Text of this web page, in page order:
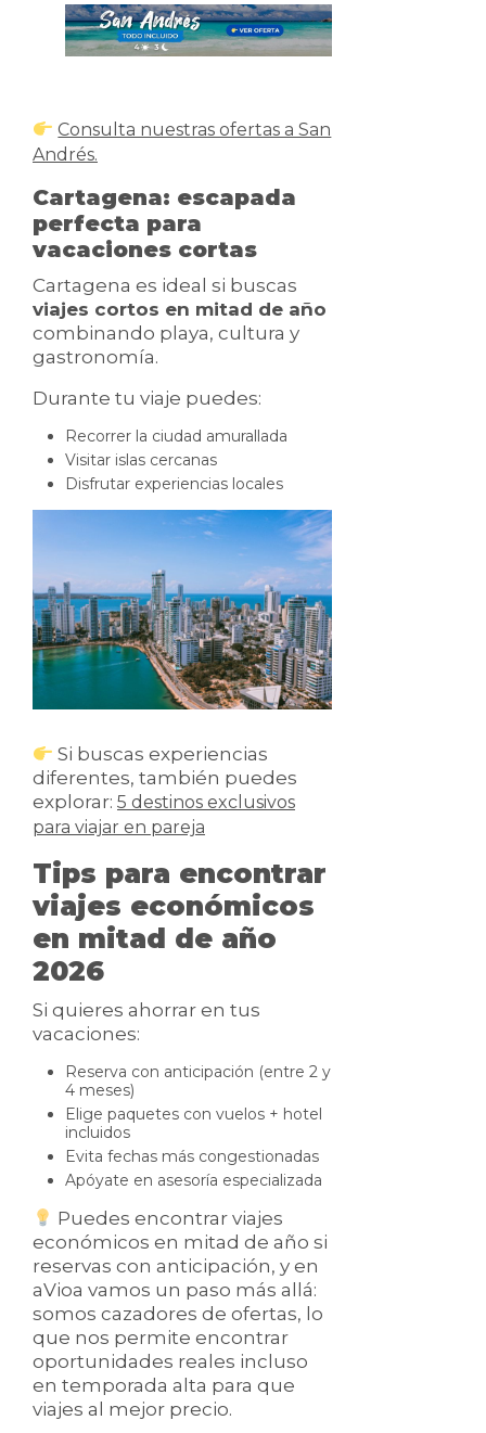
Consulta nuestras ofertas a San
Andrés.
Cartagena: escapada
perfecta para
vacaciones cortas
Cartagena es ideal si buscas
viajes cortos en mitad de año
combinando playa, cultura y
gastronomía.
Durante tu viaje puedes:
Recorrer la ciudad amurallada
Visitar islas cercanas
Disfrutar experiencias locales
Si buscas experiencias
diferentes, también puedes
explorar: 5 destinos exclusivos
para viajar en pareja
Tips para encontrar
viajes económicos
en mitad de año
2026
Si quieres ahorrar en tus
vacaciones:
Reserva con anticipación (entre 2 y
4 meses)
Elige paquetes con vuelos + hotel
incluidos
Evita fechas más congestionadas
Apóyate en asesoría especializada
Puedes encontrar viajes
económicos en mitad de año si
reservas con anticipación, y en
aVioa vamos un paso más allá:
somos cazadores de ofertas, lo
que nos permite encontrar
oportunidades reales incluso
en temporada alta para que
viajes al mejor precio.